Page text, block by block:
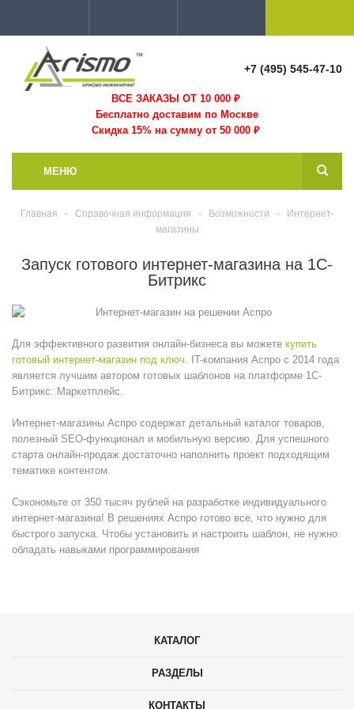
+7 (495) 545-47-10
ВСЕ ЗАКАЗЫ ОТ 10 000₽
Бесплатно доставим по Москве
Скидка 15% на сумму от 50 000 ₽
МЕНЮ
Главная - Справочная информация - Возможности -
Интернет-
магазины
Запуск готового интернет-магазина на 1С-
Битрикс
Для эффективного развития онлайн-бизнеса вы можете купить
готовый интернет-магазин под ключ. IT-компания Аспро с 2014 года
является лучшим автором готовых шаблонов на платформе 1С-
Битрикс: Маркетплейс.
Интернет-магазины Аспро содержат детальный каталог товаров,
полезный SEO-функционал и мобильную версию. Для успешного
старта онлайн-продаж достаточно наполнить проект подходящим
тематике контентом.
Сэкономьте от 350 тысяч рублей на разработке индивидуального
интернет-магазина! В решениях Аспро готово все, что нужно для
быстрого запуска. Чтобы установить и настроить шаблон, не нужно
обладать навыками программирования
КАТАЛОГ
РАЗДЕЛЫ
КОНТАКТЫ